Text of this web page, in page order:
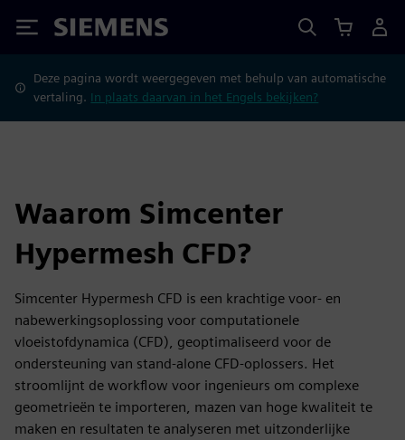
Siemens
Deze pagina wordt weergegeven met behulp van automatische
vertaling. In plaats daarvan in het Engels bekijken?
Waarom Simcenter
Hypermesh CFD?
Simcenter Hypermesh CFD is een krachtige voor- en
nabewerkingsoplossing voor computationele
vloeistofdynamica (CFD), geoptimaliseerd voor de
ondersteuning van stand-alone CFD-oplossers. Het
stroomlijnt de workflow voor ingenieurs om complexe
geometrieën te importeren, mazen van hoge kwaliteit te
maken en resultaten te analyseren met uitzonderlijke